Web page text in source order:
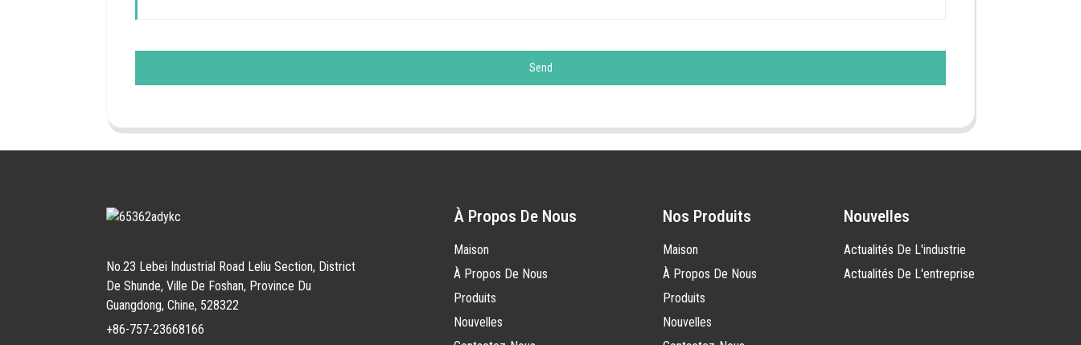
Send
No.23 Lebei Industrial Road Leliu Section, District
De Shunde, Ville De Foshan, Province Du
Guangdong, Chine, 528322
+86-757-23668166
À Propos De Nous
Maison
À Propos De Nous
Produits
Nouvelles
Nos Produits
Maison
À Propos De Nous
Produits
Nouvelles
Nouvelles
Actualités De L'industrie
Actualités De L'entreprise